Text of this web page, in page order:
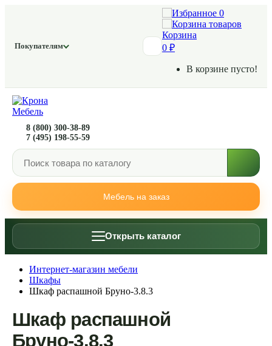
Покупателям
0
Корзина
0 ₽
В корзине пусто!
Мебель на заказ
8 (800) 300-38-89
7 (495) 198-55-59
Открыть каталог
Интернет-магазин мебели
Шкафы
Шкаф распашной Бруно-3.8.3
Шкаф распашной
Бруно-3.8.3